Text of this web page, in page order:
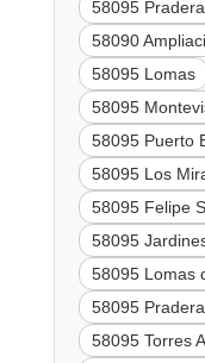
58095
58090
58095 Lomas
58095
58095 Puerto
58095 Los
58095 Felipe
58095
58095 Lomas
58095
58095 Torres